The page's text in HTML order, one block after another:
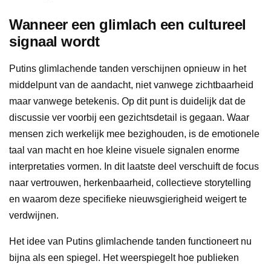
Wanneer een glimlach een cultureel
signaal wordt
Putins glimlachende tanden verschijnen opnieuw in het
middelpunt van de aandacht, niet vanwege zichtbaarheid
maar vanwege betekenis. Op dit punt is duidelijk dat de
discussie ver voorbij een gezichtsdetail is gegaan. Waar
mensen zich werkelijk mee bezighouden, is de emotionele
taal van macht en hoe kleine visuele signalen enorme
interpretaties vormen. In dit laatste deel verschuift de focus
naar vertrouwen, herkenbaarheid, collectieve storytelling
en waarom deze specifieke nieuwsgierigheid weigert te
verdwijnen.
Het idee van Putins glimlachende tanden functioneert nu
bijna als een spiegel. Het weerspiegelt hoe publieken